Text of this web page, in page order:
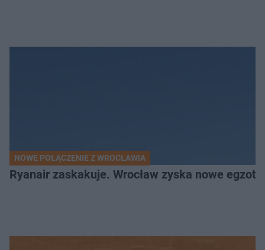
NOWE POŁĄCZENIE Z WROCŁAWIA
Ryanair zaskakuje. Wrocław zyska nowe